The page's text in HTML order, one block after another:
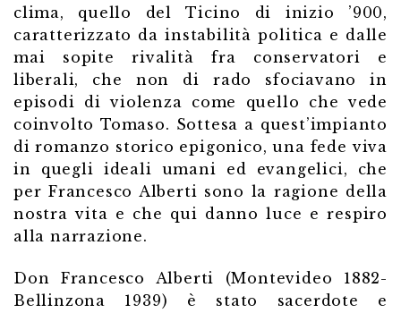
clima, quello del Ticino di inizio ’900,
caratterizzato da instabilità politica e dalle
mai sopite rivalità fra conservatori e
liberali, che non di rado sfociavano in
episodi di violenza come quello che vede
coinvolto Tomaso. Sottesa a quest’impianto
di romanzo storico epigonico, una fede viva
in quegli ideali umani ed evangelici, che
per Francesco Alberti sono la ragione della
nostra vita e che qui danno luce e respiro
alla narrazione.
Don Francesco Alberti (Montevideo 1882-
Bellinzona 1939) è stato sacerdote e